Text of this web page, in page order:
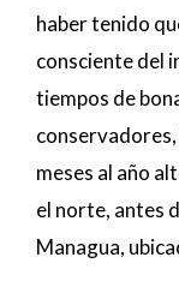
haber tenido
consciente del
tiempos de
meses al año
el norte, antes
Managua,